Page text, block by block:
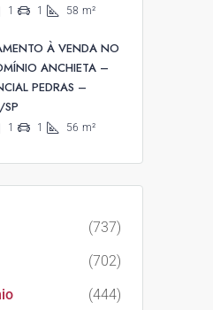
1 1 58 m²
À VENDA NO
ANCHIETA –
PEDRAS –
SP
1 1 56 m²
(737)
(702)
(444)